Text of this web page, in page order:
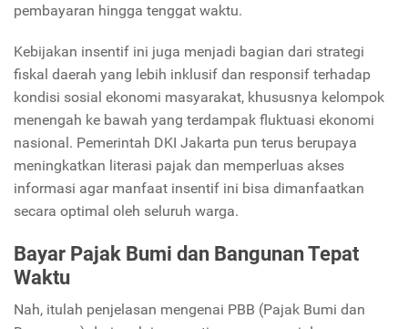
pembayaran hingga tenggat waktu.
Kebijakan insentif ini juga menjadi bagian dari strategi
fiskal daerah yang lebih inklusif dan responsif terhadap
kondisi sosial ekonomi masyarakat, khususnya kelompok
menengah ke bawah yang terdampak fluktuasi ekonomi
nasional. Pemerintah DKI Jakarta pun terus berupaya
meningkatkan literasi pajak dan memperluas akses
informasi agar manfaat insentif ini bisa dimanfaatkan
secara optimal oleh seluruh warga.
Bayar Pajak Bumi dan Bangunan Tepat
Waktu
Nah, itulah penjelasan mengenai PBB (Pajak Bumi dan